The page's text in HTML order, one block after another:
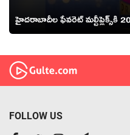
హైదరాబాదీల ఫేవరెట్ మల్టీప్లెక్స్‌కి 20
FOLLOW US